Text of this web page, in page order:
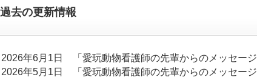
過去の更新情報
2026年6月1日 「 愛玩動物看護師の先輩からのメッセージ
2026年5月1日 「 愛玩動物看護師の先輩からのメッセージ